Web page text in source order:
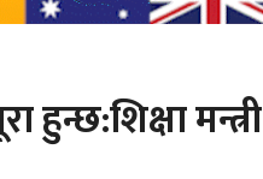
हुन्छ:शिक्षा मन्त्री